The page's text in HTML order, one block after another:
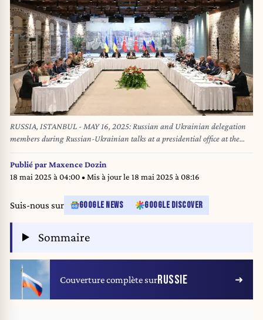
RUSSIA, ISTANBUL - MAY 16, 2025: Russian and Ukrainian delegation
members during Russian-Ukrainian talks at a presidential office at the
Dolmabahce Palace. Ramil Sitdikov/POOL/TASS/Sipa USA
Publié parMaxence Dozin
18 mai 2025 à 04:00• Mis à jour le 18 mai 2025 à 08:16
Suis-nous sur GOOGLE NEWS GOOGLE DISCOVER
Sommaire
Couverture complète surRUSSIE